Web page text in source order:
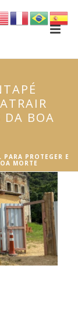
DA BOA
PROTEGER E
MORTE